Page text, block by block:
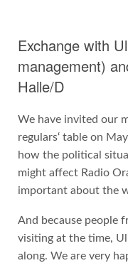
Exchange with
management)
Halle/D
We have invited our
regulars‘ table on
how the political
might affect Radio
important about the
And because people
visiting at the time,
along. We are very